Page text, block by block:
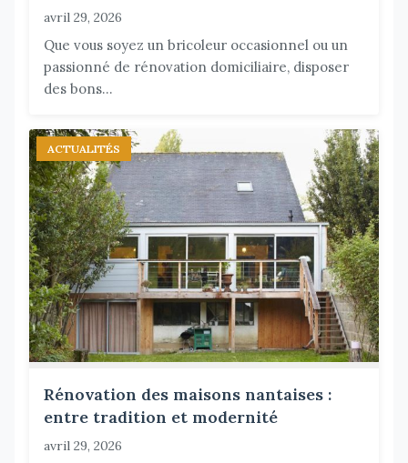
avril 29, 2026
Que vous soyez un bricoleur occasionnel ou un
passionné de rénovation domiciliaire, disposer
des bons...
ACTUALITÉS
Rénovation des maisons nantaises :
entre tradition et modernité
avril 29, 2026